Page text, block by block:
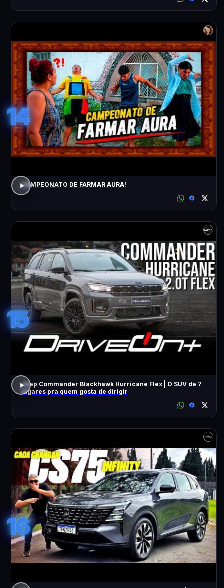
14
CAMPEONATO DE FARMAR AURA!
15
Jeep Commander Blackhawk Hurricane Flex | O SUV de 7
lugares pra quem gosta de dirigir
16